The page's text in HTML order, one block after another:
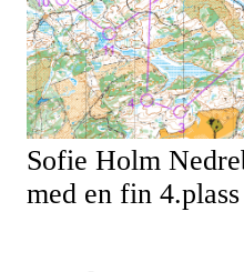
Sofie Holm
med en fin 4.plass